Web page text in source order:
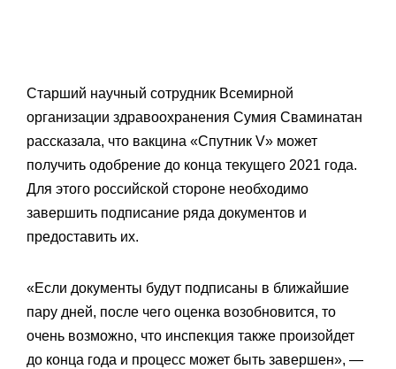
Старший научный сотрудник Всемирной
организации здравоохранения Сумия Сваминатан
рассказала, что вакцина «Спутник V» может
получить одобрение до конца текущего 2021 года.
Для этого российской стороне необходимо
завершить подписание ряда документов и
предоставить их.
«Если документы будут подписаны в ближайшие
пару дней, после чего оценка возобновится, то
очень возможно, что инспекция также произойдет
до конца года и процесс может быть завершен», —